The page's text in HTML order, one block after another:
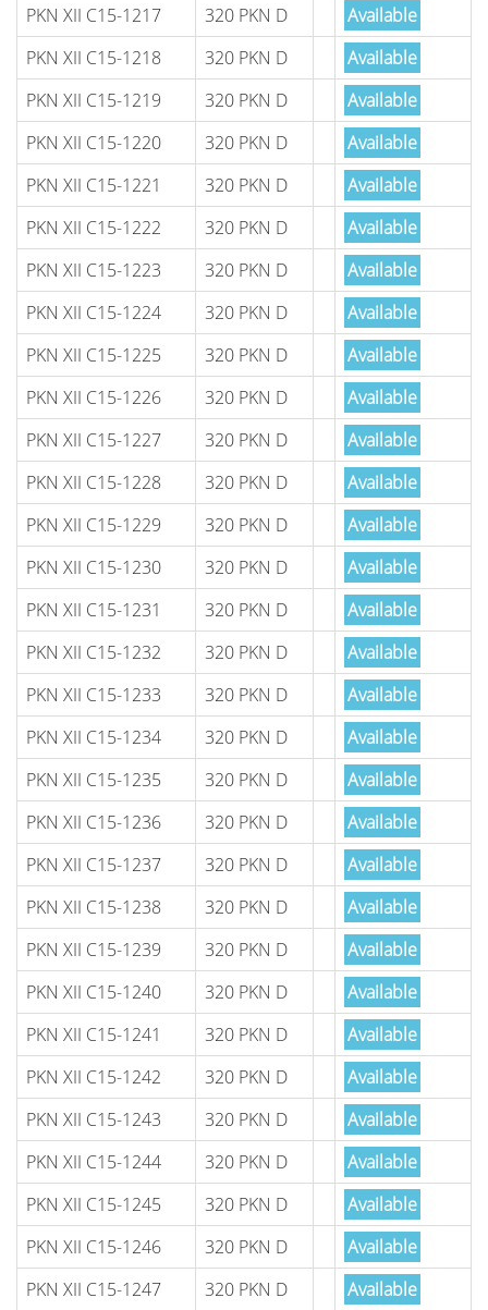
PKN XII C15-1217
320 PKN D
Available
PKN XII C15-1218
320 PKN D
Available
PKN XII C15-1219
320 PKN D
Available
PKN XII C15-1220
320 PKN D
Available
PKN XII C15-1221
320 PKN D
Available
PKN XII C15-1222
320 PKN D
Available
PKN XII C15-1223
320 PKN D
Available
PKN XII C15-1224
320 PKN D
Available
PKN XII C15-1225
320 PKN D
Available
PKN XII C15-1226
320 PKN D
Available
PKN XII C15-1227
320 PKN D
Available
PKN XII C15-1228
320 PKN D
Available
PKN XII C15-1229
320 PKN D
Available
PKN XII C15-1230
320 PKN D
Available
PKN XII C15-1231
320 PKN D
Available
PKN XII C15-1232
320 PKN D
Available
PKN XII C15-1233
320 PKN D
Available
PKN XII C15-1234
320 PKN D
Available
PKN XII C15-1235
320 PKN D
Available
PKN XII C15-1236
320 PKN D
Available
PKN XII C15-1237
320 PKN D
Available
PKN XII C15-1238
320 PKN D
Available
PKN XII C15-1239
320 PKN D
Available
PKN XII C15-1240
320 PKN D
Available
PKN XII C15-1241
320 PKN D
Available
PKN XII C15-1242
320 PKN D
Available
PKN XII C15-1243
320 PKN D
Available
PKN XII C15-1244
320 PKN D
Available
PKN XII C15-1245
320 PKN D
Available
PKN XII C15-1246
320 PKN D
Available
PKN XII C15-1247
320 PKN D Available